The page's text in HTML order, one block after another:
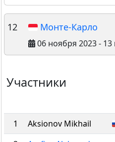
12 Монте-Карло
06 ноября 2023 -
Участники
1
Aksionov Mikhail